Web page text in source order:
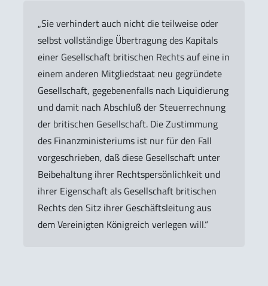
„Sie verhindert auch nicht die teilweise oder
selbst vollständige Übertragung des Kapitals
einer Gesellschaft britischen Rechts auf eine in
einem anderen Mitgliedstaat neu gegründete
Gesellschaft, gegebenenfalls nach Liquidierung
und damit nach Abschluß der Steuerrechnung
der britischen Gesellschaft. Die Zustimmung
des Finanzministeriums ist nur für den Fall
vorgeschrieben, daß diese Gesellschaft unter
Beibehaltung ihrer Rechtspersönlichkeit und
ihrer Eigenschaft als Gesellschaft britischen
Rechts den Sitz ihrer Geschäftsleitung aus
dem Vereinigten Königreich verlegen will.“